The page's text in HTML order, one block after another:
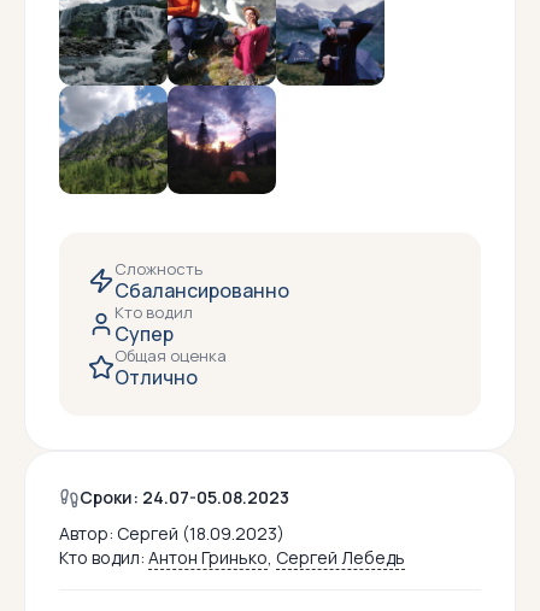
Сложность
Сбалансированно
Кто водил
Супер
Общая оценка
Отлично
Сроки: 24.07-05.08.2023
Автор: Сергей (18.09.2023)
Кто водил: Антон Гринько, Сергей Лебедь